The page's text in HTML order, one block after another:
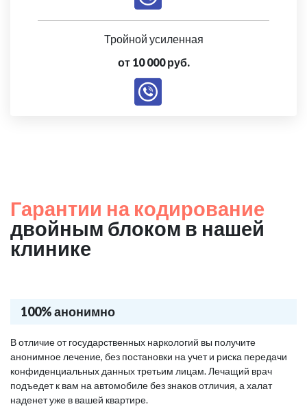
Тройной усиленная
от 10 000 руб.
Гарантии на кодирование
двойным блоком в нашей
клинике
100% анонимно
В отличие от государственных наркологий вы получите
анонимное лечение, без постановки на учет и риска передачи
конфиденциальных данных третьим лицам. Лечащий врач
подъедет к вам на автомобиле без знаков отличия, а халат
наденет уже в вашей квартире.